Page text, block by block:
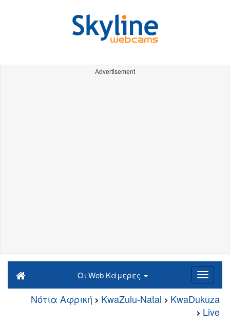
Advertisement
Οι Web Κάμερες
Νότια Αφρική KwaZulu-Natal
KwaDukuza
Live